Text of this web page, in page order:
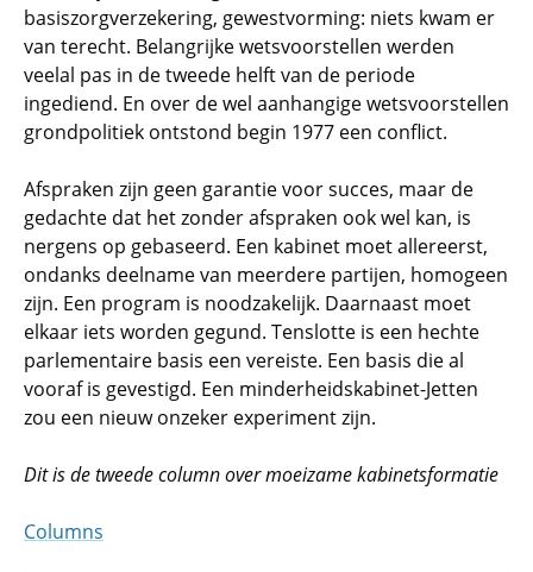
basiszorgverzekering, gewestvorming: niets kwam er
van terecht. Belangrijke wetsvoorstellen werden
veelal pas in de tweede helft van de periode
ingediend. En over de wel aanhangige wetsvoorstellen
grondpolitiek ontstond begin 1977 een conflict.
Afspraken zijn geen garantie voor succes, maar de
gedachte dat het zonder afspraken ook wel kan, is
nergens op gebaseerd. Een kabinet moet allereerst,
ondanks deelname van meerdere partijen, homogeen
zijn. Een program is noodzakelijk. Daarnaast moet
elkaar iets worden gegund. Tenslotte is een hechte
parlementaire basis een vereiste. Een basis die al
vooraf is gevestigd. Een minderheidskabinet-Jetten
zou een nieuw onzeker experiment zijn.
Dit is de tweede column over moeizame kabinetsformatie
Columns